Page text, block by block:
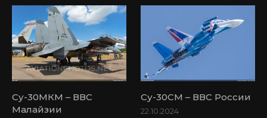
Су-30МКМ – ВВС
Малайзии
Су-30СМ – ВВС России
22.10.2024